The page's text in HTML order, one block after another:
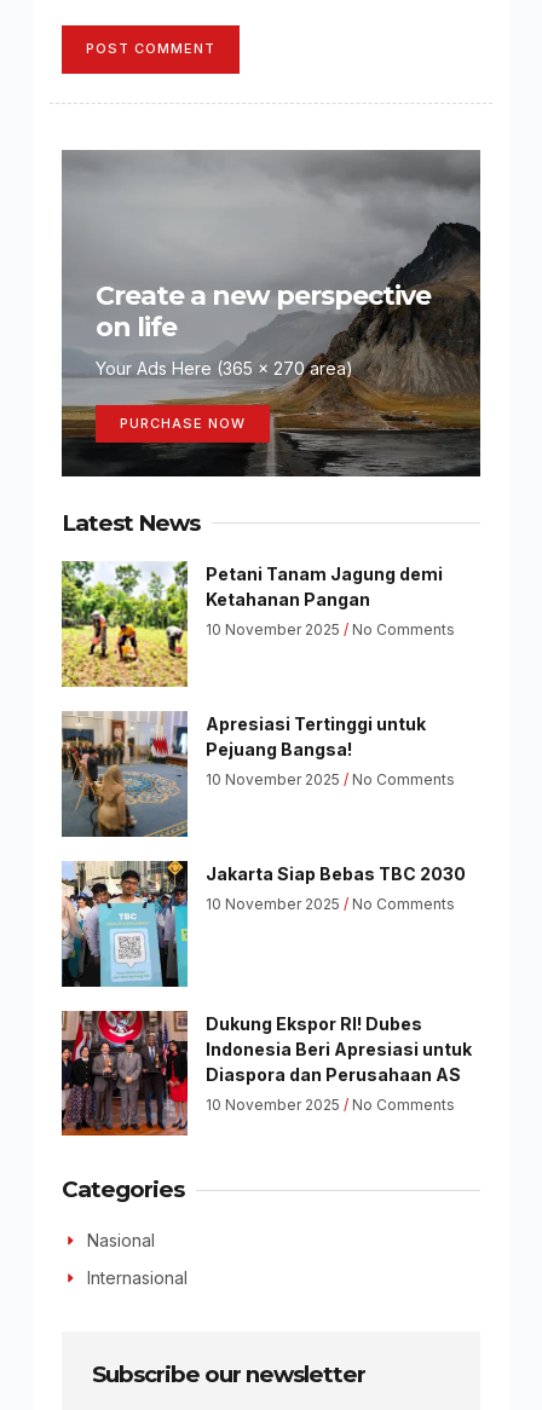
POST COMMENT
Create a new perspective
on life
Your Ads Here (365 x 270 area)
PURCHASE NOW
Latest News
Petani Tanam Jagung demi
Ketahanan Pangan
10 November 2025 No Comments
Apresiasi Tertinggi untuk
Pejuang Bangsa!
10 November 2025 No Comments
Jakarta Siap Bebas TBC 2030
10 November 2025 No Comments
Dukung Ekspor RI! Dubes
Indonesia Beri Apresiasi untuk
Diaspora dan Perusahaan AS
10 November 2025 No Comments
Categories
Nasional
Internasional
Subscribe our newsletter